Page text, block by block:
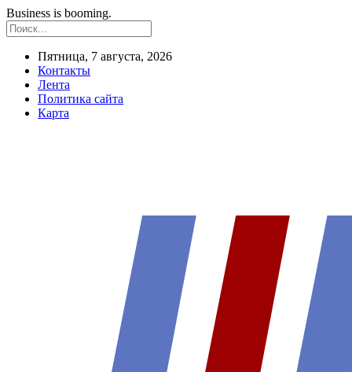
Business is booming.
Пятница, 7 августа, 2026
Контакты
Лента
Политика сайта
Карта